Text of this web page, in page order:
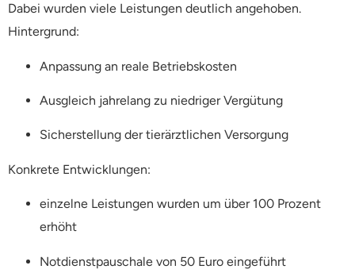
Dabei wurden viele Leistungen deutlich angehoben.
Hintergrund:
Anpassung an reale Betriebskosten
Ausgleich jahrelang zu niedriger Vergütung
Sicherstellung der tierärztlichen Versorgung
Konkrete Entwicklungen:
einzelne Leistungen wurden um über 100 Prozent
erhöht
Notdienstpauschale von 50 Euro eingeführt